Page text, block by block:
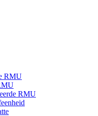
RMU
RMU